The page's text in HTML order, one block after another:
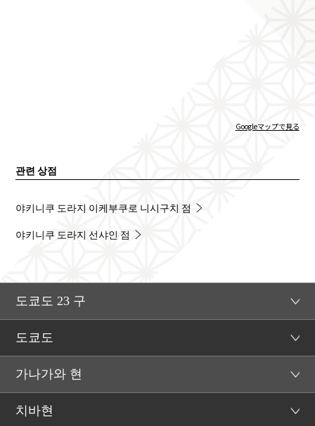
Googleマップで見る
관련 상점
야키니쿠 도라지 이케부쿠로 니시구치 점
야키니쿠 도라지 선샤인 점
도쿄도 23 구
도쿄도
가나가와 현
치바현